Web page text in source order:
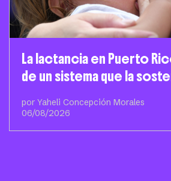
La lactancia en Puerto
de un sistema que la
por Yaheli Concepción Morales
06/08/2026